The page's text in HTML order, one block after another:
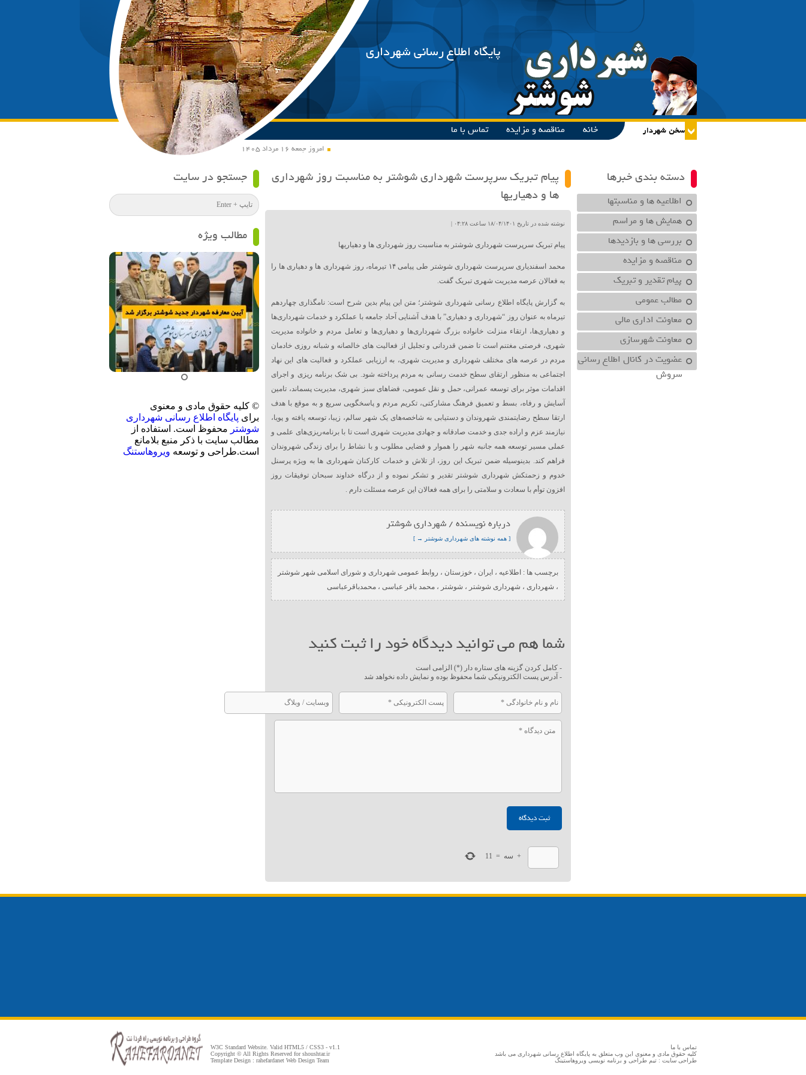
پایگاه اطلاع رسانی شهرداری
امروز جمعه ۱۶ مرداد ۱۴۰۵
خانه مناقصه و مزایده تماس با ما
دسته بندی خبرها
اطلاعیه ها و مناسبتها
همایش ها و مراسم
بررسی ها و بازدیدها
مناقصه و مزایده
پیام تقدیر و تبریک
مطالب عمومی
معاونت اداري مالي
معاونت شهرسازي
عضویت در کانال اطلاع رسانی
سروش
پیام تبریک سرپرست شهرداری شوشتر به مناسبت روز شهرداری
ها و دهیاریها
نوشته شده در تاریخ ۱۸/۰۴/۱۴۰۱ ساعت ۰۴:۲۸ |
پیام تبریک سرپرست شهرداری شوشتر به مناسبت روز شهرداری ها و دهیاریها
محمد اسفندیاری سرپرست شهرداری شوشتر طی پیامی ۱۴ تیرماه، روز شهرداری ها و دهیاری ها را
به فعالان عرصه مدیریت شهری تبریک گفت.
به گزارش پایگاه اطلاع رسانی شهرداری شوشتر؛ متن این پیام بدین شرح است: نامگذاری چهاردهم
تیرماه به عنوان روز “شهرداری و دهیاری” با هدف آشنایی آحاد جامعه با عملکرد و خدمات شهرداری‌ها
و دهیاری‌ها، ارتقاء منزلت خانواده بزرگ شهرداری‌ها و دهیاری‌ها و تعامل مردم و خانواده مدیریت
شهری، فرصتی مغتنم است تا ضمن قدردانی و تجلیل از فعالیت های خالصانه و شبانه روزی خادمان
مردم در عرصه های مختلف شهرداری و مدیریت شهری، به ارزیابی عملکرد و فعالیت های این نهاد
اجتماعی به منظور ارتقای سطح خدمت رسانی به مردم پرداخته شود. بی شک برنامه ریزی و اجرای
اقدامات موثر برای توسعه عمرانی، حمل و نقل عمومی، فضاهای سبز شهری، مدیریت پسماند، تامین
آسایش و رفاه، بسط و تعمیق فرهنگ مشارکتی، تکریم مردم و پاسخگویی سریع و به موقع با هدف
ارتقا سطح رضایتمندی شهروندان و دستیابی به شاخصه‌های یک شهر سالم، زیبا، توسعه یافته و پویا،
نیازمند عزم و اراده جدی و خدمت صادقانه و جهادی مدیریت شهری است تا با برنامه‌ریزی‌های علمی و
عملی مسیر توسعه همه جانبه شهر را هموار و فضایی مطلوب و با نشاط را برای زندگی شهروندان
فراهم کند. بدینوسیله ضمن تبریک این روز، از تلاش و خدمات کارکنان شهرداری ها به ویژه پرسنل
خدوم و زحمتکش شهرداری شوشتر تقدیر و تشکر نموده و از درگاه خداوند سبحان توفیقات روز
افزون توأم با سعادت و سلامتی را برای همه فعالان این عرصه مسئلت دارم .
درباره نویسنده / شهرداری شوشتر
[ همه نوشته های شهرداری شوشتر → ]
برچسب ها : اطلاعیه ، ایران ، خوزستان ، روابط عمومی شهرداری و شورای اسلامی شهر شوشتر
، شهرداری ، شهرداری شوشتر ، شوشتر ، محمد باقر عباسی ، محمدباقرعباسی
شما هم می توانید دیدگاه خود را ثبت کنید
- کامل کردن گزینه های ستاره دار (*) الزامی است
- آدرس پست الکترونیکی شما محفوظ بوده و نمایش داده نخواهد شد
+ سه =
11
جستجو در سایت
مطالب ویژه
© کلیه حقوق مادی و معنوی
برای پایگاه اطلاع رسانی شهرداری
شوشتر محفوظ است. استفاده از
مطالب سایت با ذکر منبع بلامانع
است.طراحی و توسعه ویروهاستنگ
تماس با ما
کلیه حقوق مادی و معنوی این وب متعلق به پایگاه اطلاع رسانی شهرداری می باشد
طراحی سایت : تیم طراحی و برنامه نویسی ویروهاستینگ
W3C Standard Website. Valid HTML5 / CSS3 - v1.1
Copyright © All Rights Reserved for shoushtar.ir
Template Design : rahefardanet Web Design Team